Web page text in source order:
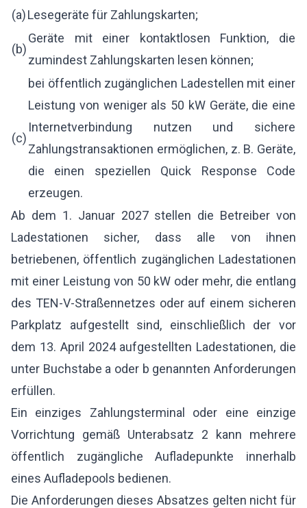
(a)Lesegeräte für Zahlungskarten;
(b)
Geräte mit einer kontaktlosen Funktion, die
zumindest Zahlungskarten lesen können;
(c)
bei öffentlich zugänglichen Ladestellen mit einer
Leistung von weniger als 50 kW Geräte, die eine
Internetverbindung nutzen und sichere
Zahlungstransaktionen ermöglichen, z. B. Geräte,
die einen speziellen Quick Response Code
erzeugen.
Ab dem 1. Januar 2027 stellen die Betreiber von
Ladestationen sicher, dass alle von ihnen
betriebenen, öffentlich zugänglichen Ladestationen
mit einer Leistung von 50 kW oder mehr, die entlang
des TEN-V-Straßennetzes oder auf einem sicheren
Parkplatz aufgestellt sind, einschließlich der vor
dem 13. April 2024 aufgestellten Ladestationen, die
unter Buchstabe a oder b genannten Anforderungen
erfüllen.
Ein einziges Zahlungsterminal oder eine einzige
Vorrichtung gemäß Unterabsatz 2 kann mehrere
öffentlich zugängliche Aufladepunkte innerhalb
eines Aufladepools bedienen.
Die Anforderungen dieses Absatzes gelten nicht für